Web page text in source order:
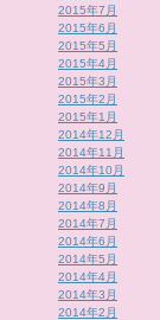
2015年7月
2015年6月
2015年5月
2015年4月
2015年3月
2015年2月
2015年1月
2014年12月
2014年11月
2014年10月
2014年9月
2014年8月
2014年7月
2014年6月
2014年5月
2014年4月
2014年3月
2014年2月